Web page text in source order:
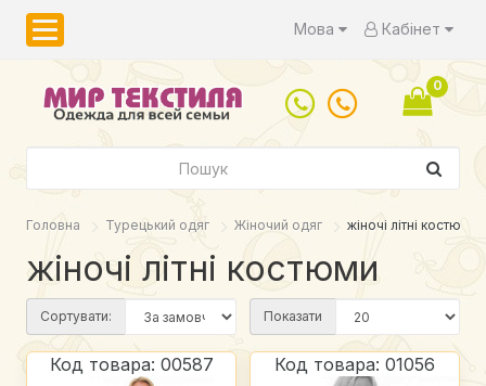
Мова Кабінет
0
Головна Турецький одяг Жіночий одяг жіночі літні костюми
жіночі літні костюми
Сортувати: Показати
Код товара: 00587 Код товара: 01056